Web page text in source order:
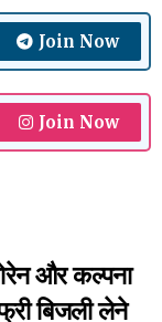
Join Now
Join Now
और कल्पना
बिजली लेने